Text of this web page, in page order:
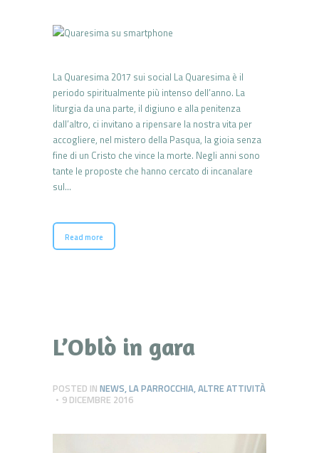
La Quaresima 2017 sui social La Quaresima è il
periodo spiritualmente più intenso dell’anno. La
liturgia da una parte, il digiuno e alla penitenza
dall’altro, ci invitano a ripensare la nostra vita per
accogliere, nel mistero della Pasqua, la gioia senza
fine di un Cristo che vince la morte. Negli anni sono
tante le proposte che hanno cercato di incanalare
sul…
Read more
L’Oblò in gara
POSTED IN NEWS,LA PARROCCHIA,ALTRE ATTIVITÀ
9 DICEMBRE 2016